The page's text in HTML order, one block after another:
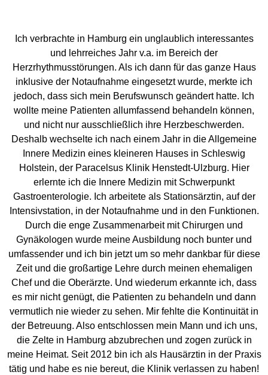
Ich verbrachte in Hamburg ein unglaublich interessantes
und lehrreiches Jahr v.a. im Bereich der
Herzrhythmusstörungen. Als ich dann für das ganze Haus
inklusive der Notaufnahme eingesetzt wurde, merkte ich
jedoch, dass sich mein Berufswunsch geändert hatte. Ich
wollte meine Patienten allumfassend behandeln können,
und nicht nur ausschließlich ihre Herzbeschwerden.
Deshalb wechselte ich nach einem Jahr in die Allgemeine
Innere Medizin eines kleineren Hauses in Schleswig
Holstein, der Paracelsus Klinik Henstedt-Ulzburg. Hier
erlernte ich die Innere Medizin mit Schwerpunkt
Gastroenterologie. Ich arbeitete als Stationsärztin, auf der
Intensivstation, in der Notaufnahme und in den Funktionen.
Durch die enge Zusammenarbeit mit Chirurgen und
Gynäkologen wurde meine Ausbildung noch bunter und
umfassender und ich bin jetzt um so mehr dankbar für diese
Zeit und die großartige Lehre durch meinen ehemaligen
Chef und die Oberärzte. Und wiederum erkannte ich, dass
es mir nicht genügt, die Patienten zu behandeln und dann
vermutlich nie wieder zu sehen. Mir fehlte die Kontinuität in
der Betreuung. Also entschlossen mein Mann und ich uns,
die Zelte in Hamburg abzubrechen und zogen zurück in
meine Heimat. Seit 2012 bin ich als Hausärztin in der Praxis
tätig und habe es nie bereut, die Klinik verlassen zu haben!